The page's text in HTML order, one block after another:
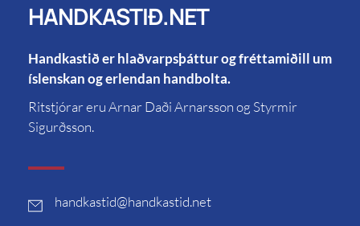
HANDKASTIÐ.NET
Handkastið er hlaðvarpsþáttur og fréttamiðill um
íslenskan og erlendan handbolta.
Ritstjórar eru Arnar Daði Arnarsson og Styrmir
Sigurðsson.
handkastid@handkastid.net